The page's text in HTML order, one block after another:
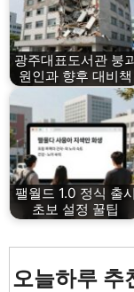
광주대표도서관 붕
원인과 향후 대비책
팰월드 1.0 정식 출시
초보 설정 꿀팁
오늘하루 추